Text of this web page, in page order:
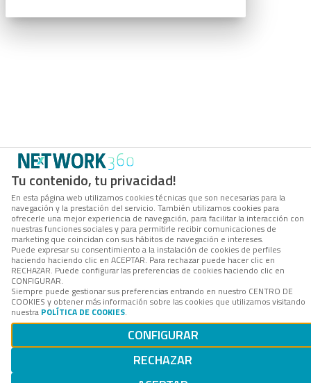
Tu contenido, tu privacidad!
En esta página web utilizamos cookies técnicas que son necesarias para la
navegación y la prestación del servicio. También utilizamos cookies para
ofrecerle una mejor experiencia de navegación, para facilitar la interacción con
nuestras funciones sociales y para permitirle recibir comunicaciones de
marketing que coincidan con sus hábitos de navegación e intereses.
Puede expresar su consentimiento a la instalación de cookies de perfiles
haciendo haciendo clic en ACEPTAR. Para rechazar puede hacer clic en
RECHAZAR. Puede configurar las preferencias de cookies haciendo clic en
CONFIGURAR.
Siempre puede gestionar sus preferencias entrando en nuestro CENTRO DE
COOKIES y obtener más información sobre las cookies que utilizamos visitando
nuestra POLÍTICA DE COOKIES.
CONFIGURAR
RECHAZAR